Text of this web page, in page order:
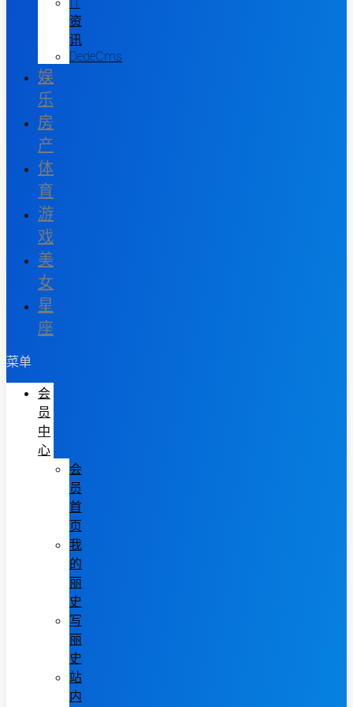
资
讯
DedeCms
娱
乐
房
产
体
育
游
戏
美
女
星
座
菜单
会
员
中
心
会
员
首
页
我
的
丽
史
写
丽
史
站
内